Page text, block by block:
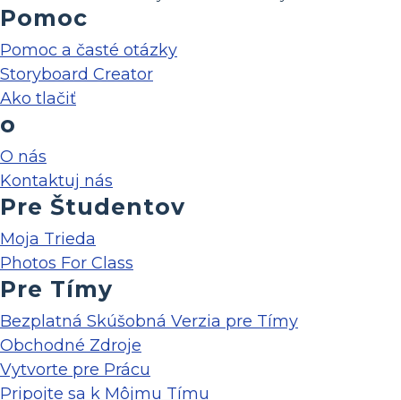
Pomoc
Pomoc a časté otázky
Storyboard Creator
Ako tlačiť
o
O nás
Kontaktuj nás
Pre Študentov
Moja Trieda
Photos For Class
Pre Tímy
Bezplatná Skúšobná Verzia pre Tímy
Obchodné Zdroje
Vytvorte pre Prácu
Pripojte sa k Môjmu Tímu